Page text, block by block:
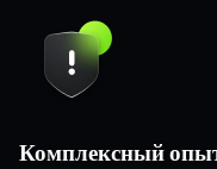
Комплексный